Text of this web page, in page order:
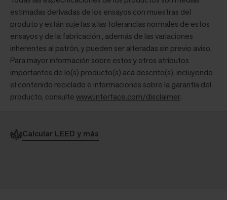
estimadas derivadas de los ensayos con muestras del
produto y están sujetas a las tolerancias normales de estos
ensayos y de la fabricación , además de las variaciones
inherentes al patrón, y pueden ser alteradas sin previo aviso.
Para mayor información sobre estos y otros atributos
importantes de lo(s) producto(s) acá descrito(s), incluyendo
el contenido reciclado e informaciones sobre la garantía del
producto, consultewww.interface.com/disclaimer.
Calcular LEED y más